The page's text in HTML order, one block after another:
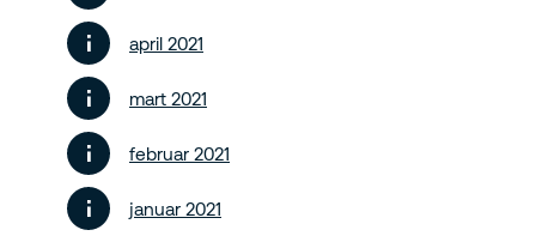
april 2021
mart 2021
februar 2021
januar 2021